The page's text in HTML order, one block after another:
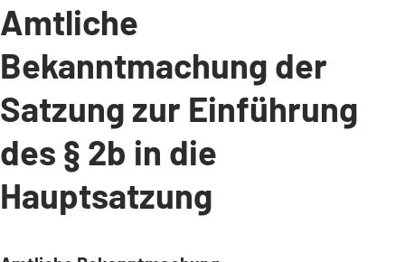
Amtliche
Bekanntmachung der
Satzung zur Einführung
des § 2b in die
Hauptsatzung